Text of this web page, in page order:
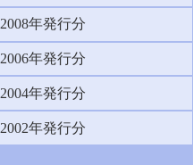
2008年発行分
2006年発行分
2004年発行分
2002年発行分